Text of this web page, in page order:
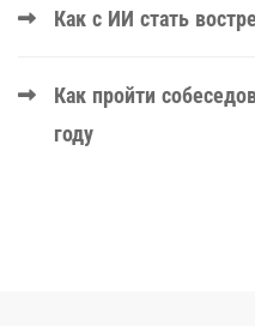
Как с ИИ стать
Как пройти
году